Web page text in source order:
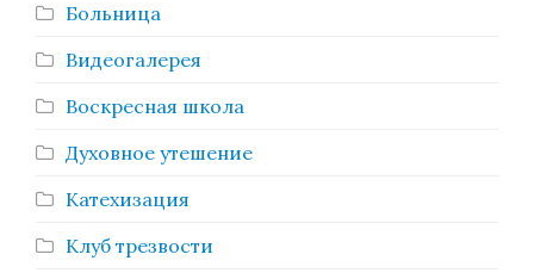
Больница
Видеогалерея
Воскресная школа
Духовное утешение
Катехизация
Клуб трезвости